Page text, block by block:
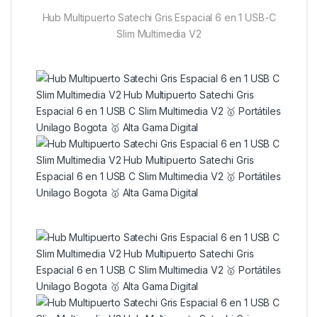
Hub Multipuerto Satechi Gris Espacial 6 en 1 USB-C
Slim Multimedia V2